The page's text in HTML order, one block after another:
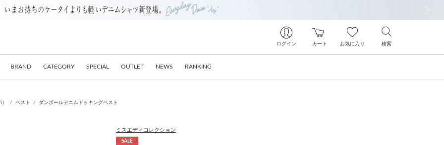
ログイン カート お気に入り 検索
BRAND CATEGORY SPECIAL OUTLET NEWS RANKING
ベスト ダンボールデニムドッキングベスト
ミスエディコレクション
SALE